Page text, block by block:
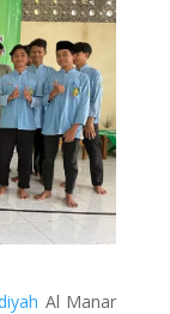
Al Manar